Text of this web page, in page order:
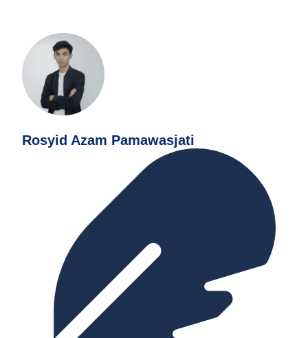
Rosyid Azam Pamawasjati